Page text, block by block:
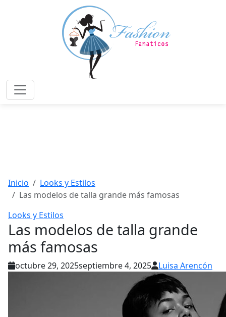
Menú
Inicio
Looks y Estilos
Las modelos de talla grande más famosas
Looks y Estilos
Las modelos de talla grande
más famosas
octubre 29, 2025septiembre 4, 2025 Luisa Arencón